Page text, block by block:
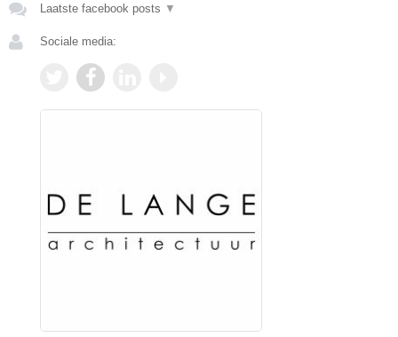
Laatste facebook posts ▼
Sociale media: